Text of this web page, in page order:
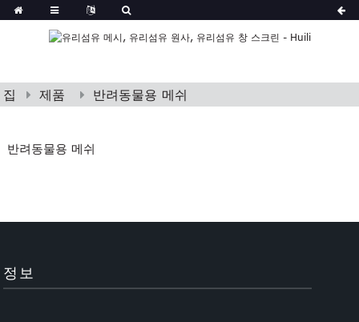
집 제품 반려동물용 메쉬
반려동물용 메쉬
정보